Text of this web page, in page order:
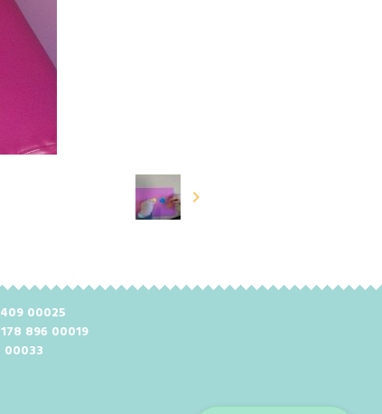
00025
896 00019
00033